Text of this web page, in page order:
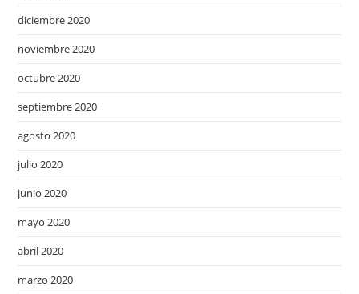
diciembre 2020
noviembre 2020
octubre 2020
septiembre 2020
agosto 2020
julio 2020
junio 2020
mayo 2020
abril 2020
marzo 2020